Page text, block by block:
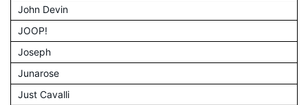
John Devin
JOOP!
Joseph
Junarose
Just Cavalli